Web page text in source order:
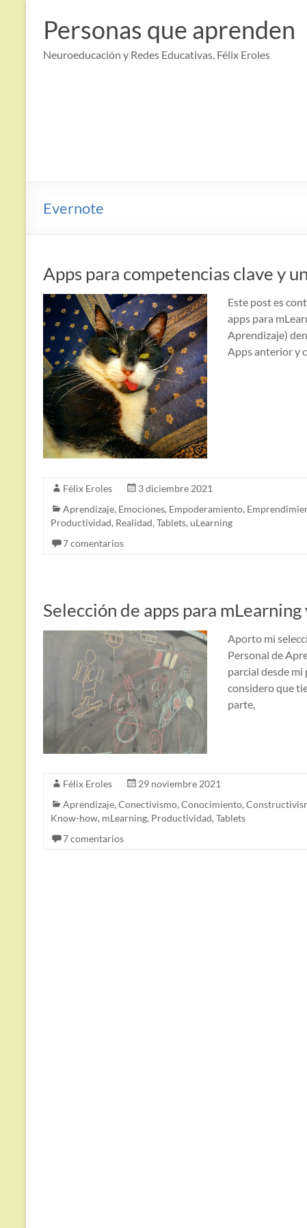
contenido
Personas que aprenden
Neuroeducación y Redes Educativas. Félix Eroles
Evernote
Apps para competencias clave y
Este post es
apps para
Aprendizaje)
Apps anterior y
Félix Eroles
3 diciembre 2021
Aprendizaje, Emociones, Empoderamiento,
Productividad, Realidad, Tablets, uLearning
7 comentarios
Selección de apps para mLearning
Aporto mi
Personal de
parcial desde
considero que
parte,
Félix Eroles
29 noviembre 2021
Aprendizaje, Conectivismo, Conocimiento,
Know-how, mLearning, Productividad, Tablets
7 comentarios